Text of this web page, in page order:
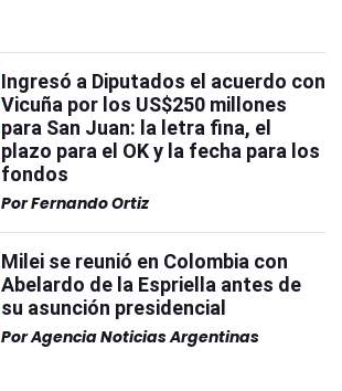
Ingresó a Diputados el acuerdo con
Vicuña por los US$250 millones
para San Juan: la letra fina, el
plazo para el OK y la fecha para los
fondos
PorFernando Ortiz
Milei se reunió en Colombia con
Abelardo de la Espriella antes de
su asunción presidencial
PorAgencia Noticias Argentinas